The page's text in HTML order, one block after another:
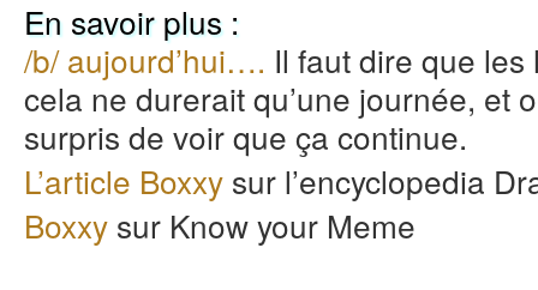
En savoir plus :
/b/ aujourd’hui…. Il faut dire que
cela ne durerait qu’une journée, et
surpris de voir que ça continue.
L’article Boxxy sur l’encyclopedia
Boxxy sur Know your Meme